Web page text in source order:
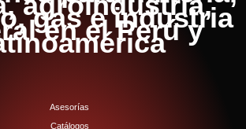
gas e industria
en el Perú y
Asesorías
Catálogos